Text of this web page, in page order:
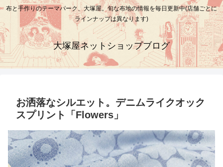
布と手作りのテーマパーク、大塚屋。旬な布地の情報を毎日更新中(店舗ごとに
ラインナップは異なります)
大塚屋ネットショップブログ
お洒落なシルエット。デニムライクオック
スプリント「Flowers」